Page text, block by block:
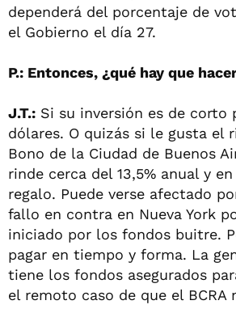
dependerá del porcentaje de
el Gobierno el día 27.
P.: Entonces, ¿qué hay que
J.T.: Si su inversión es de corto
dólares. O quizás si le gusta el
Bono de la Ciudad de Buenos
rinde cerca del 13,5% anual y
regalo. Puede verse afectado
fallo en contra en Nueva York
iniciado por los fondos buitre.
pagar en tiempo y forma. La
tiene los fondos asegurados
el remoto caso de que el BCRA